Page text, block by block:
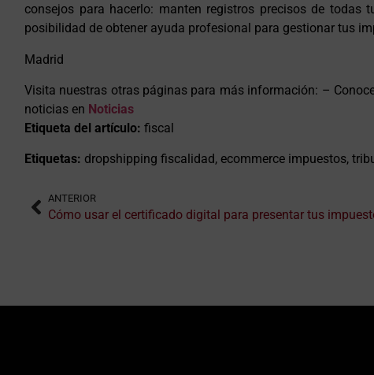
consejos para hacerlo: manten registros precisos de todas
posibilidad de obtener ayuda profesional para gestionar tus
Madrid
Visita nuestras otras páginas para más información: –
noticias en Noticias
Etiqueta del artículo: fiscal
Etiquetas: dropshipping fiscalidad, ecommerce impuestos,
ANTERIOR
Cómo usar el certificado digital para presentar tus